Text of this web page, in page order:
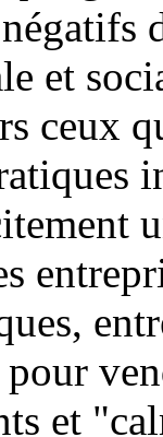
et
ceux
et